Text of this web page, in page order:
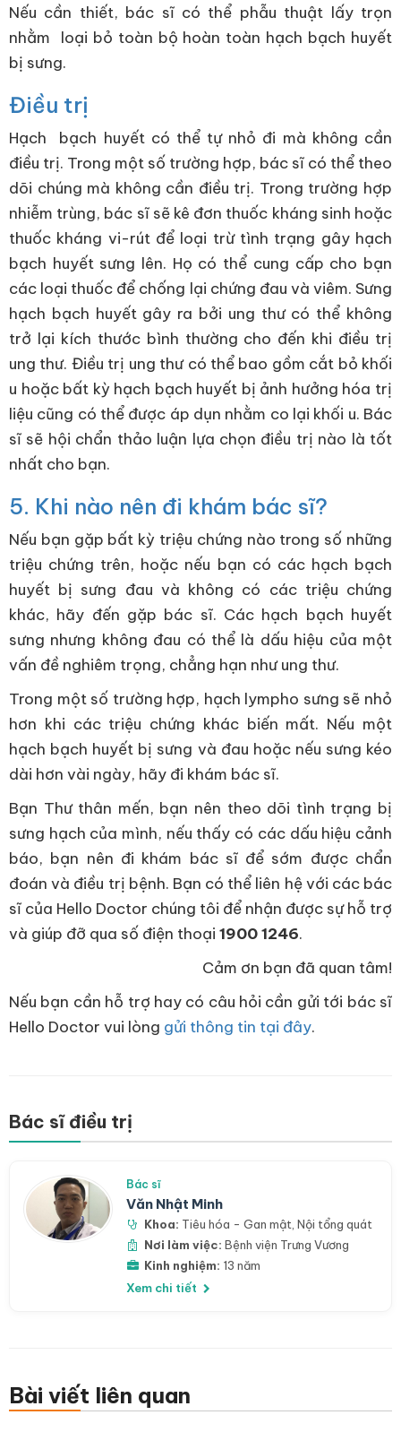
Nếu cần thiết, bác sĩ có thể phẫu thuật lấy trọn
nhằm loại bỏ toàn bộ hoàn toàn hạch bạch huyết
bị sưng.
Điều trị
Hạch bạch huyết có thể tự nhỏ đi mà không cần
điều trị. Trong một số trường hợp, bác sĩ có thể theo
dõi chúng mà không cần điều trị. Trong trường hợp
nhiễm trùng, bác sĩ sẽ kê đơn thuốc kháng sinh hoặc
thuốc kháng vi-rút để loại trừ tình trạng gây hạch
bạch huyết sưng lên. Họ có thể cung cấp cho bạn
các loại thuốc để chống lại chứng đau và viêm. Sưng
hạch bạch huyết gây ra bởi ung thư có thể không
trở lại kích thước bình thường cho đến khi điều trị
ung thư. Điều trị ung thư có thể bao gồm cắt bỏ khối
u hoặc bất kỳ hạch bạch huyết bị ảnh hưởng hóa trị
liệu cũng có thể được áp dụn nhằm co lại khối u. Bác
sĩ sẽ hội chẩn thảo luận lựa chọn điều trị nào là tốt
nhất cho bạn.
5. Khi nào nên đi khám bác sĩ?
Nếu bạn gặp bất kỳ triệu chứng nào trong số những
triệu chứng trên, hoặc nếu bạn có các hạch bạch
huyết bị sưng đau và không có các triệu chứng
khác, hãy đến gặp bác sĩ. Các hạch bạch huyết
sưng nhưng không đau có thể là dấu hiệu của một
vấn đề nghiêm trọng, chẳng hạn như ung thư.
Trong một số trường hợp, hạch lympho sưng sẽ nhỏ
hơn khi các triệu chứng khác biến mất. Nếu một
hạch bạch huyết bị sưng và đau hoặc nếu sưng kéo
dài hơn vài ngày, hãy đi khám bác sĩ.
Bạn Thư thân mến, bạn nên theo dõi tình trạng bị
sưng hạch của mình, nếu thấy có các dấu hiệu cảnh
báo, bạn nên đi khám bác sĩ để sớm được chẩn
đoán và điều trị bệnh. Bạn có thể liên hệ với các bác
sĩ của Hello Doctor chúng tôi để nhận được sự hỗ trợ
và giúp đỡ qua số điện thoại 1900 1246.
Cảm ơn bạn đã quan tâm!
Nếu bạn cần hỗ trợ hay có câu hỏi cần gửi tới bác sĩ
Hello Doctor vui lòng gửi thông tin tại đây.
Bác sĩ điều trị
Bác sĩ
Văn Nhật Minh
Khoa: Tiêu hóa - Gan mật Nội tổng quát
Nơi làm việc: Bệnh viện Trưng Vương
Kinh nghiệm: 13 năm
Xem chi tiết
Bài viết liên quan